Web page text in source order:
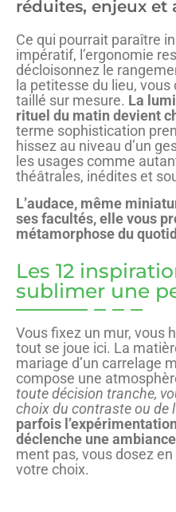
réduites, enjeux et
Ce qui pourrait paraître
impératif, l’ergonomie
décloisonnez le
la petitesse du lieu,
taillé sur mesure. La
rituel du matin devient
terme sophistication
hissez au niveau d’un
les usages comme
théâtrales, inédites et
L’audace, même
ses facultés, elle vous
métamorphose du
Les 12
sublimer une
Vous fixez un mur, vous
tout se joue ici. La
mariage d’un carrelage
compose une
toute décision tranche,
choix du contraste ou de
parfois
déclenche une
ment pas, vous dosez
votre choix.